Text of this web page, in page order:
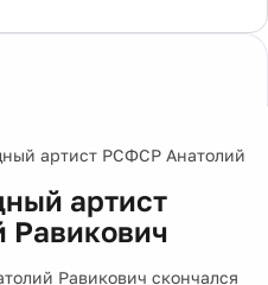
артист РСФСР Анатолий
артист
Равикович скончался